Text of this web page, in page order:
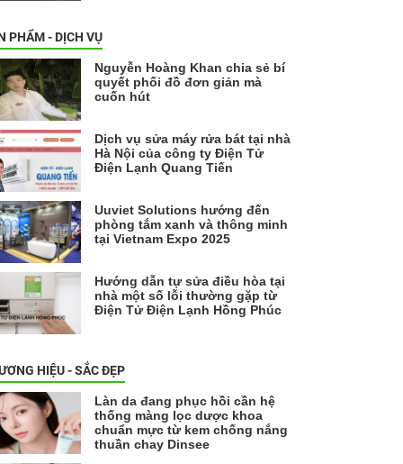
PHẨM - DỊCH VỤ
Nguyễn Hoàng Khan chia sẻ bí
quyết phối đồ đơn giản mà
cuốn hút
Dịch vụ sửa máy rửa bát tại nhà
Hà Nội của công ty Điện Tử
Điện Lạnh Quang Tiến
Uuviet Solutions hướng đến
phòng tắm xanh và thông minh
tại Vietnam Expo 2025
Hướng dẫn tự sửa điều hòa tại
nhà một số lỗi thường gặp từ
Điện Tử Điện Lạnh Hồng Phúc
HIỆU - SẮC ĐẸP
Làn da đang phục hồi cần hệ
thống màng lọc dược khoa
chuẩn mực từ kem chống nắng
thuần chay Dinsee